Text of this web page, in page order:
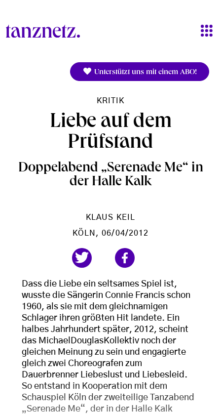
Unterstützt uns mit einem ABO!
KRITIK
Liebe auf dem
Prüfstand
Doppelabend „Serenade Me“ in
der Halle Kalk
KLAUS KEIL
KÖLN , 06/04/2012
Dass die Liebe ein seltsames Spiel ist,
wusste die Sängerin Connie Francis schon
1960, als sie mit dem gleichnamigen
Schlager ihren größten Hit landete. Ein
halbes Jahrhundert später, 2012, scheint
das MichaelDouglasKollektiv noch der
gleichen Meinung zu sein und engagierte
gleich zwei Choreografen zum
Dauerbrenner Liebeslust und Liebesleid.
So entstand in Kooperation mit dem
Schauspiel Köln der zweiteilige Tanzabend
„Serenade Me“, der in der Halle Kalk